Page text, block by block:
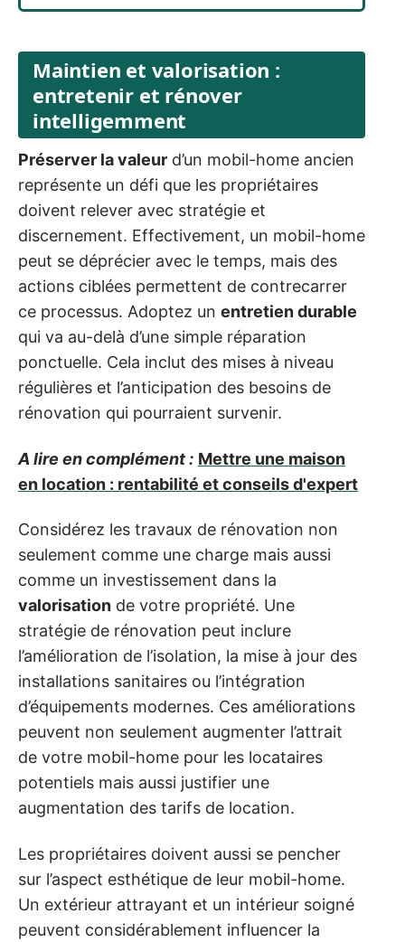
Maintien et valorisation :
entretenir et rénover
intelligemment
Préserver la valeur d’un mobil-home ancien
représente un défi que les propriétaires
doivent relever avec stratégie et
discernement. Effectivement, un mobil-home
peut se déprécier avec le temps, mais des
actions ciblées permettent de contrecarrer
ce processus. Adoptez un entretien durable
qui va au-delà d’une simple réparation
ponctuelle. Cela inclut des mises à niveau
régulières et l’anticipation des besoins de
rénovation qui pourraient survenir.
A lire en complément : Mettre une maison
en location : rentabilité et conseils d'expert
Considérez les travaux de rénovation non
seulement comme une charge mais aussi
comme un investissement dans la
valorisation de votre propriété. Une
stratégie de rénovation peut inclure
l’amélioration de l’isolation, la mise à jour des
installations sanitaires ou l’intégration
d’équipements modernes. Ces améliorations
peuvent non seulement augmenter l’attrait
de votre mobil-home pour les locataires
potentiels mais aussi justifier une
augmentation des tarifs de location.
Les propriétaires doivent aussi se pencher
sur l’aspect esthétique de leur mobil-home.
Un extérieur attrayant et un intérieur soigné
peuvent considérablement influencer la